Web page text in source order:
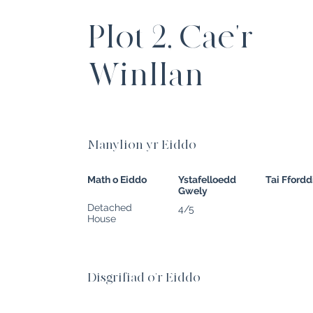
Plot 2, Cae'r
Winllan
Manylion yr Eiddo
Math o Eiddo
Detached
House
Ystafelloedd
Gwely
4/5
Tai
Disgrifiad o'r Eiddo